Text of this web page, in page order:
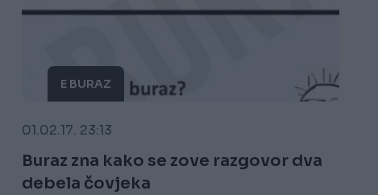
E BURAZ
01.02.17. 23:13
Buraz zna kako se zove razgovor dva
debela čovjeka